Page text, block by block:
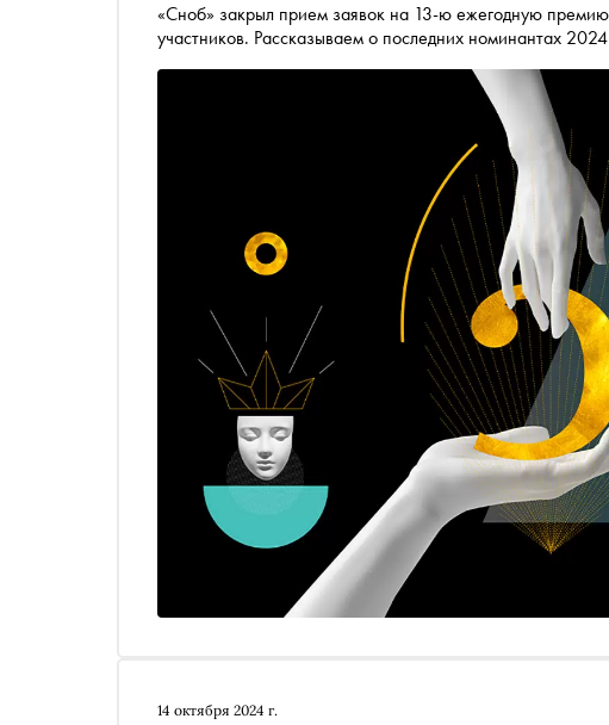
«Сноб» закрыл прием заявок на 13-ю ежегодную
участников. Рассказываем о последних номинантах
14 октября 2024 г.